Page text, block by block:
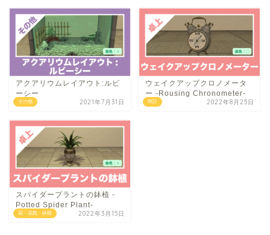
その他
アクアリウムレイアウト:ルビ
ーシー
2021年7月31日 時計
ウェイクアップクロノメータ
ー -Rousing Chronometer-
2022年8月25日
花・花瓶・鉢植
スパイダープラントの鉢植 -
Potted Spider Plant-
2022年3月15日